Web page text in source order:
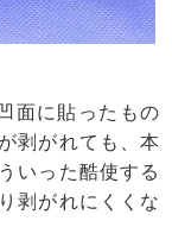
面に貼ったもの
剥がれても、本
いった酷使する
剥がれにくくな